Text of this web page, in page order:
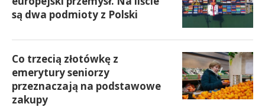
są dwa podmioty z Polski
Co trzecią złotówkę z
emerytury seniorzy
przeznaczają na podstawowe
zakupy